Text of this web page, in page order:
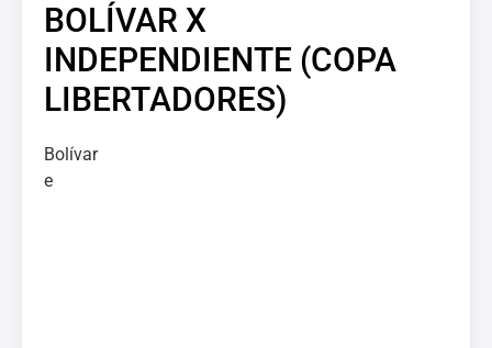
BOLÍVAR X
INDEPENDIENTE (COPA
LIBERTADORES)
Bolívar
e